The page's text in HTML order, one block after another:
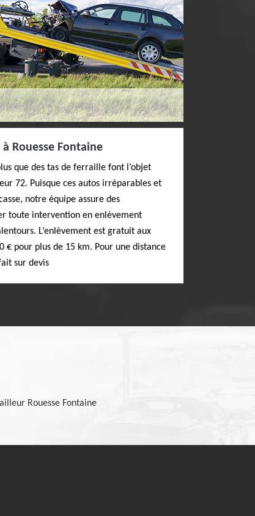
Rouesse Fontaine
que des tas de ferraille font l’objet
72. Puisque ces autos irréparables et
notre équipe assure des
toute intervention en enlèvement
L’enlèvement est gratuit aux
€ pour plus de 15 km. Pour une distance
sur devis
Rouesse Fontaine